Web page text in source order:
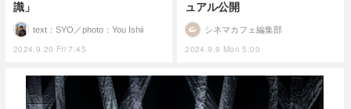
識」
2024.9.20 Fri 7:45
text：SYO／photo：You Ishii
ュアル公開
2024.9.9 Mon 5:00
シネマカフェ編集部